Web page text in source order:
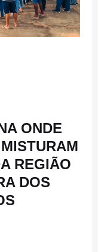
ONDE
REGIÃO
DOS